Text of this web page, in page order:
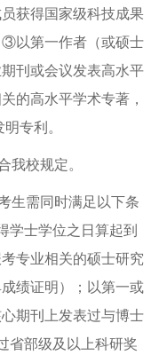
获得国家级科技成果
③以第一作者（或硕士
刊或会议发表高水平
的高水平学术专著 ，
明专利。
我校规定。
生需同时满足以下条
学士学位之日算起到
专业相关的硕士研究
绩证明）；以第一或
期刊上发表过与博士
省部级及以上科研奖